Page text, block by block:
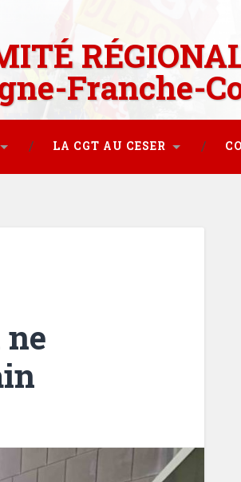
Franche-
LA CGT AU CESER